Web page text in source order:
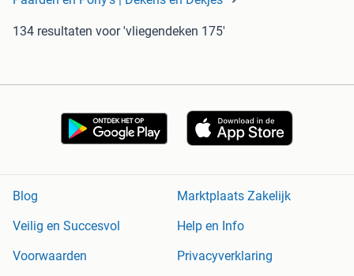
134 resultaten voor 'vliegendeken 175'
Blog
Marktplaats Zakelijk
Veilig en Succesvol
Help en Info
Voorwaarden
Privacyverklaring